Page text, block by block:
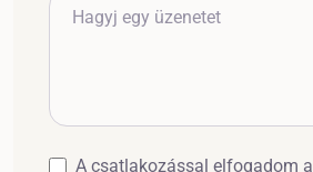
A csatlakozással elfogadom a